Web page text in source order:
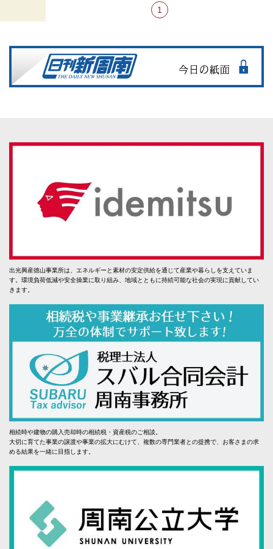
1
出光興産徳山事業所は、エネルギーと素材の安定供給を通じて産業や暮らしを支えていま
す。環境負荷低減や安全操業に取り組み、地域とともに持続可能な社会の実現に貢献してい
きます。
相続時や建物の購入売却時の相続税・資産税のご相談。
大切に育てた事業の譲渡や事業の拡大にむけて、複数の専門業者との提携で、お客さまの求
める結果を一緒に目指します。